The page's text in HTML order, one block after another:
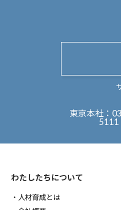
東京本社：
5111
わたしたちについて
人材育成とは